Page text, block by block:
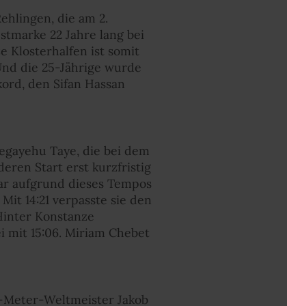
die am 2.
22 Jahre lang bei
Klosterhalfen ist somit
die 25-Jährige wurde
den Sifan Hassan
Taye, die bei dem
Start erst kurzfristig
aufgrund dieses Tempos
14:21 verpasste sie den
Konstanze
15:06. Miriam Chebet
Weltmeister Jakob